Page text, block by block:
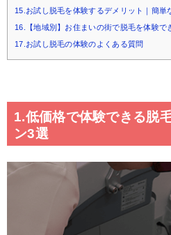
15.お試し脱毛を体験するデメリット｜簡単
16.【地域別】お住まいの街で脱毛を体験で
17.お試し脱毛の体験のよくある質問
1.低価格で体験できる脱
ン3選